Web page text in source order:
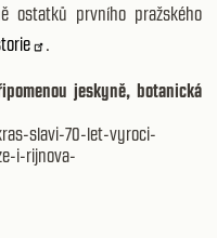
ostatků prvního pražského
.
jeskyně, botanická
slavi-70-let-vyroci-
i-rijnova-